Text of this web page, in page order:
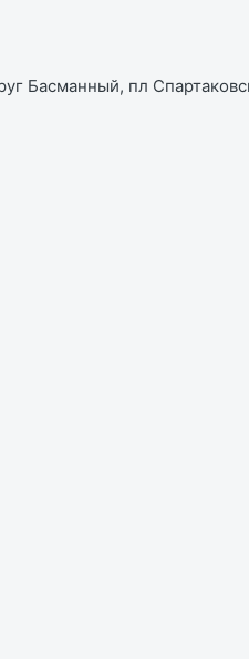
Басманный, пл